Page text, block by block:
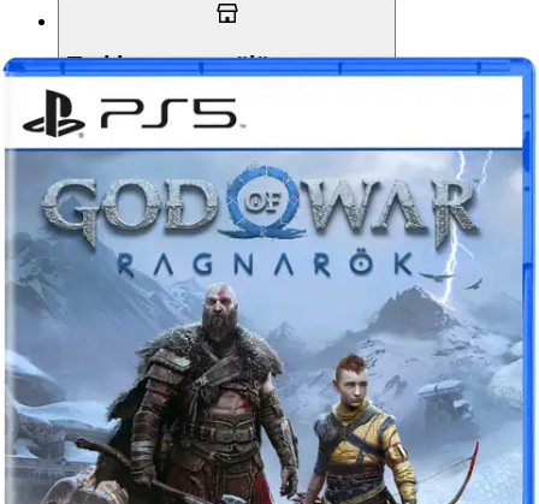
Tarkista myymäläsaatavuus
Tuotekuvaus
Lähde eeppiselle ja sydämelliselle matkalle, jolla Kratoksen ja
Atreuksen on opittava pitämään kiinni ja päästämään irti. Aasojen
raivo on repinyt pohjoisen maailmat hajalle. He ovat tehneet
kaikkensa estääkseen maailmanlopun, mutta kaikista yrityksistä
huolimatta Fimbul-talvi painaa päälle. Todista isä-poika-suhteen
dynaaminen muuttuminen eloonjäämiskamppailun aikana. Atreus
janoaa tietoa ymmärtääkseen ”Lokin” ennustuksen, ja Kratos yrittää
vapautua menneisyydestään ja olla poikansa tarvitsema isä. Näe itse,
miten kohtalo pakottaa heidät valitsemaan joko oman